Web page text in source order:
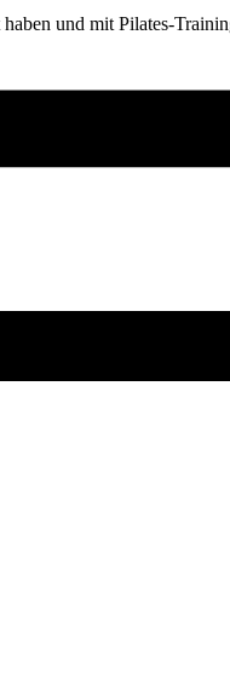
und mit Pilates-